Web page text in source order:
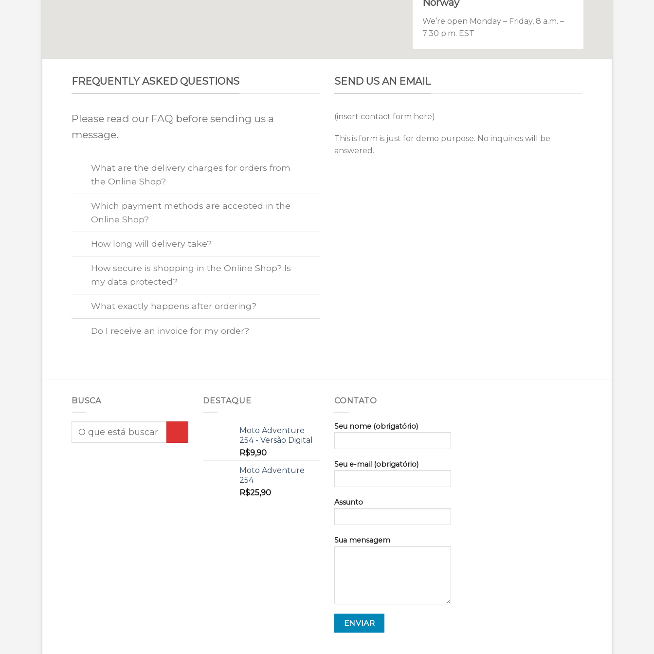
Norway
We’re open Monday – Friday, 8 a.m. –
7:30 p.m. EST
FREQUENTLY ASKED QUESTIONS
Please read our FAQ before sending us a
message.
What are the delivery charges for orders from
the Online Shop?
Which payment methods are accepted in the
Online Shop?
How long will delivery take?
How secure is shopping in the Online Shop? Is
my data protected?
What exactly happens after ordering?
Do I receive an invoice for my order?
SEND US AN EMAIL
(insert contact form here)
This is form is just for demo purpose. No inquiries will be
answered.
BUSCA DESTAQUE
Moto Adventure
254 - Versão Digital
R$9,90
Moto Adventure
254
R$25,90
CONTATO
Seu nome (obrigatório)
Seu e-mail (obrigatório)
Assunto
Sua mensagem